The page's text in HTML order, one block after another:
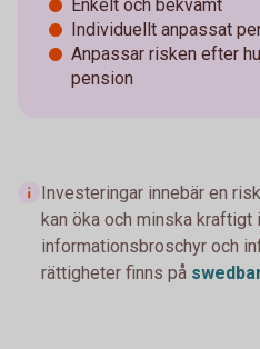
Enkelt och bekvämt
Individuellt anpassat
Anpassar risken efter
pension
Investeringar innebär en
kan öka och minska kraftigt
informationsbroschyr och
rättigheter finns på